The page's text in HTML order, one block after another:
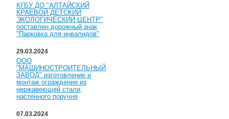
КГБУ ДО "АЛТАЙСКИЙ
КРАЕВОЙ ДЕТСКИЙ
ЭКОЛОГИЧЕСКИЙ ЦЕНТР"
поставлен дорожный знак
"Парковка для инвалидов"
29.03.2024
ООО
"МАШИНОСТРОИТЕЛЬНЫЙ
ЗАВОД" изготовление и
монтаж ограждения из
нержавеющей стали,
настенного поручня
07.03.2024